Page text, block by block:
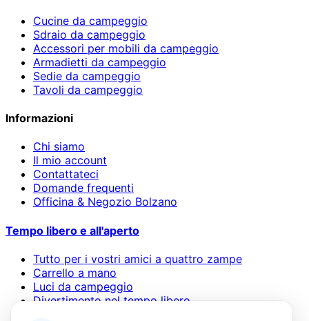
Cucine da campeggio
Sdraio da campeggio
Accessori per mobili da campeggio
Armadietti da campeggio
Sedie da campeggio
Tavoli da campeggio
Informazioni
Chi siamo
Il mio account
Contattateci
Domande frequenti
Officina & Negozio Bolzano
Tempo libero e all'aperto
Tutto per i vostri amici a quattro zampe
Carrello a mano
Luci da campeggio
Divertimento nel tempo libero